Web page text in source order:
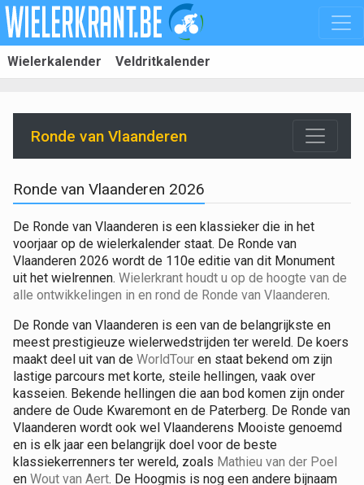
Wielerkalender Veldritkalender
Ronde van Vlaanderen
Ronde van Vlaanderen 2026
De Ronde van Vlaanderen is een klassieker die in het
voorjaar op de wielerkalender staat. De Ronde van
Vlaanderen 2026 wordt de 110e editie van dit Monument
uit het wielrennen. Wielerkrant houdt u op de hoogte van de
alle ontwikkelingen in en rond de Ronde van Vlaanderen.
De Ronde van Vlaanderen is een van de belangrijkste en
meest prestigieuze wielerwedstrijden ter wereld. De koers
maakt deel uit van de WorldTour en staat bekend om zijn
lastige parcours met korte, steile hellingen, vaak over
kasseien. Bekende hellingen die aan bod komen zijn onder
andere de Oude Kwaremont en de Paterberg. De Ronde van
Vlaanderen wordt ook wel Vlaanderens Mooiste genoemd
en is elk jaar een belangrijk doel voor de beste
klassiekerrenners ter wereld, zoals Mathieu van der Poel
en Wout van Aert. De Hoogmis is nog een andere bijnaam